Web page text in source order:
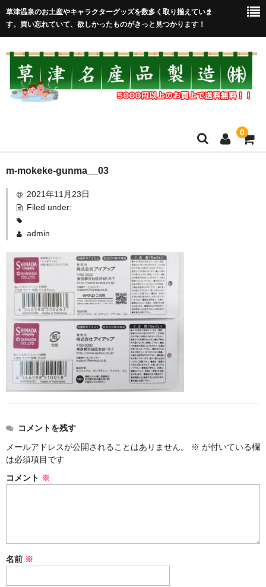
草津温泉のお土産やキャラクターグッズを数多く取り揃えていま
す。買い忘れていて、欲しかったものがきっと見つかります！
0
HOME
在庫処分セール
全取扱商品
お勧め商品
新商品
MONDE SELECTION
ご当地シリーズ
草津産熊笹
その他
ゆもみちゃん
ぐんまちゃん
スイーツ
m-mokeke-gunma__03
2021年11月23日
Filed under:
admin
コメントを残す
メールアドレスが公開されることはありません。
※ が付いている欄
は必須項目です
コメント ※
名前 ※